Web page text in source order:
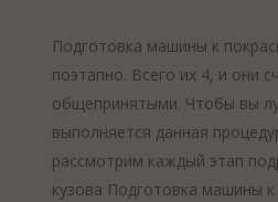
Подготовка машины к
поэтапно. Всего их 4, и они
общепринятыми. Чтобы вы
выполняется данная
рассмотрим каждый этап
кузова Подготовка машины к